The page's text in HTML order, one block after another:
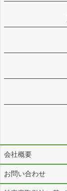
会社概要
お問い合わせ